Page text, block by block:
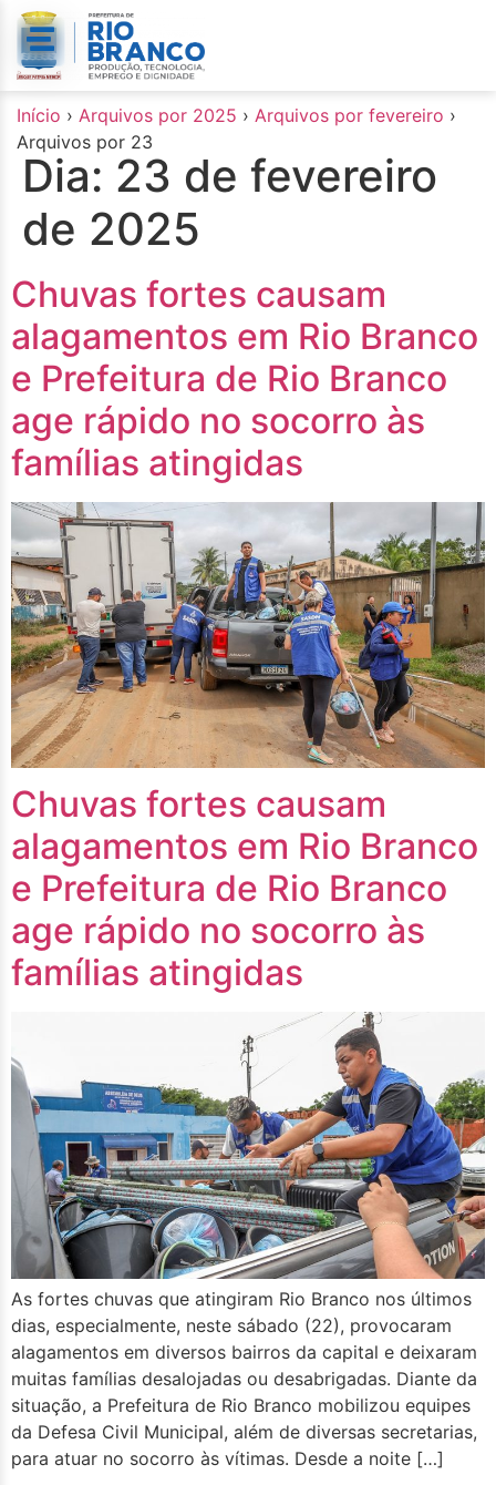
conteúdo
Início › Arquivos por 2025 › Arquivos por fevereiro ›
Arquivos por 23
Dia: 23 de fevereiro
de 2025
Chuvas fortes causam
alagamentos em Rio Branco
e Prefeitura de Rio Branco
age rápido no socorro às
famílias atingidas
Chuvas fortes causam
alagamentos em Rio Branco
e Prefeitura de Rio Branco
age rápido no socorro às
famílias atingidas
As fortes chuvas que atingiram Rio Branco nos últimos
dias, especialmente, neste sábado (22), provocaram
alagamentos em diversos bairros da capital e deixaram
muitas famílias desalojadas ou desabrigadas. Diante da
situação, a Prefeitura de Rio Branco mobilizou equipes
da Defesa Civil Municipal, além de diversas secretarias,
para atuar no socorro às vítimas. Desde a noite […]